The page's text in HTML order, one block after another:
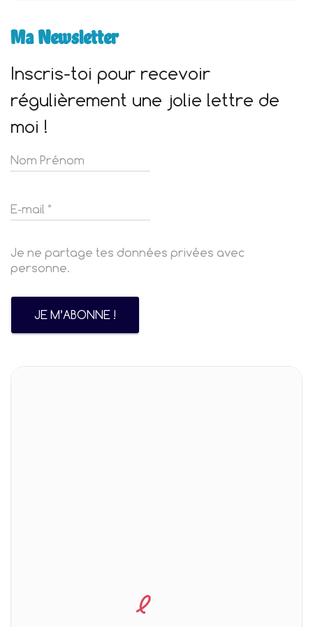
Ma Newsletter
Inscris-toi pour recevoir
régulièrement une jolie lettre de
moi !
Je ne partage tes données privées avec
personne.